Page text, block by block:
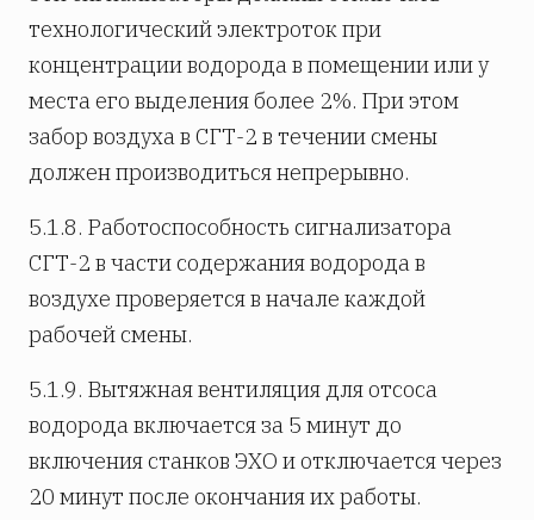
технологический электроток при
концентрации водорода в помещении или у
места его выделения более 2%. При этом
забор воздуха в СГТ-2 в течении смены
должен производиться непрерывно.
5.1.8. Работоспособность сигнализатора
СГТ-2 в части содержания водорода в
воздухе проверяется в начале каждой
рабочей смены.
5.1.9. Вытяжная вентиляция для отсоса
водорода включается за 5 минут до
включения станков ЭХО и отключается через
20 минут после окончания их работы.